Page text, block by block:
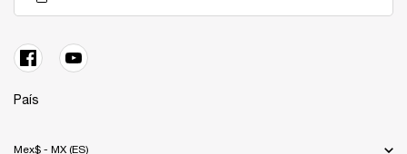
País
Mex$ - MX (ES)